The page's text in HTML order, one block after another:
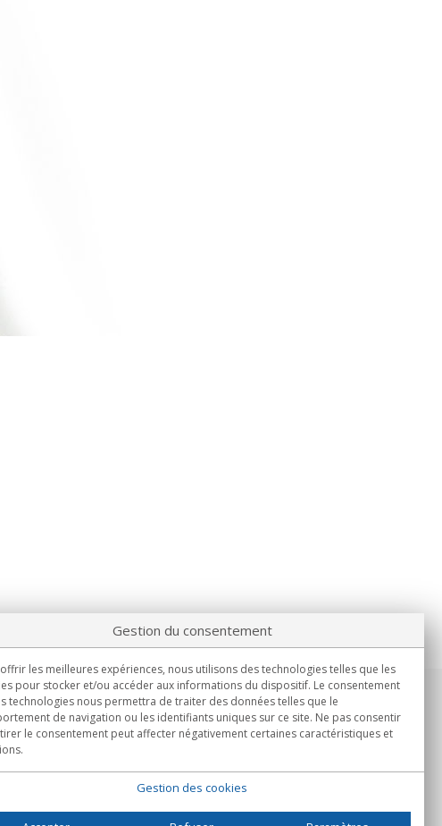
Informations
Lun.-Ven. 9h00 - 15h00.
Livraison en
Gestion du consentement
les meilleures expériences, nous utilisons des technologies telles que les
pour stocker et/ou accéder aux informations du dispositif. Le consentement
technologies nous permettra de traiter des données telles que le
de navigation ou les identifiants uniques sur ce site. Ne pas consentir
le consentement peut affecter négativement certaines caractéristiques et
Gestion des cookies